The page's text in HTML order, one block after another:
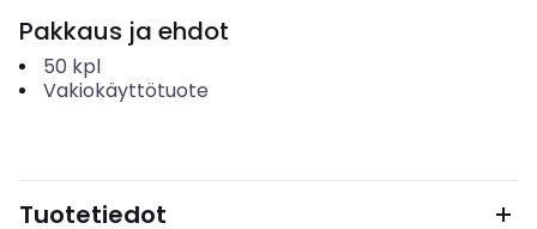
Pakkaus ja ehdot
50 kpl
Vakiokäyttötuote
Tuotetiedot